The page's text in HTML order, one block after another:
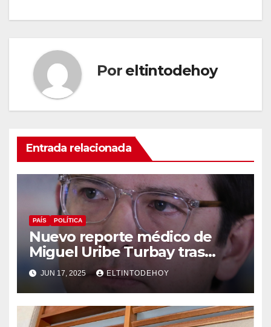
Por eltintodehoy
Entrada relacionada
PAÍS POLÍTICA
Nuevo reporte médico de
Miguel Uribe Turbay tras
operación de urgencia a la
que fue sometido
JUN 17, 2025 ELTINTODEHOY